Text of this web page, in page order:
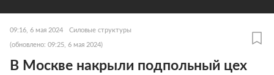
09:16, 6 мая 2024 Силовые структуры
(обновлено: 09:25, 6 мая 2024)
В Москве накрыли подпольный цех